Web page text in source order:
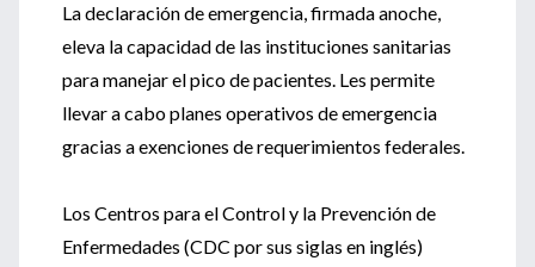
La declaración de emergencia, firmada anoche,
eleva la capacidad de las instituciones sanitarias
para manejar el pico de pacientes. Les permite
llevar a cabo planes operativos de emergencia
gracias a exenciones de requerimientos federales.
Los Centros para el Control y la Prevención de
Enfermedades (CDC por sus siglas en inglés)